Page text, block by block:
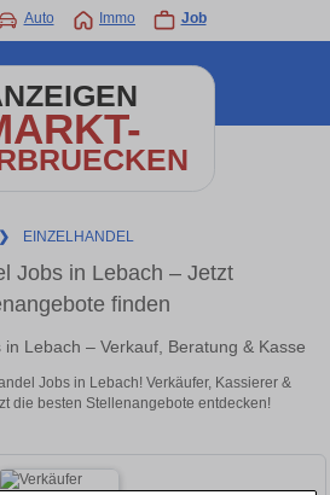
Auto Immo Job
❯ EINZELHANDEL
Jobs in Lebach – Jetzt
finden
Lebach – Verkauf, Beratung & Kasse
Jobs in Lebach! Verkäufer, Kassierer &
die besten Stellenangebote entdecken!